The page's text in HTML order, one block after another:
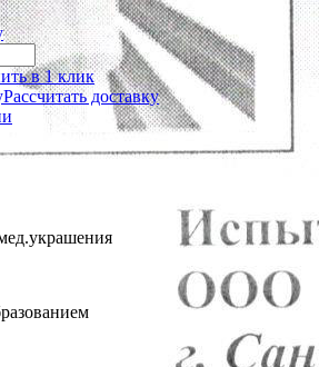
в 1 клик
Рассчитать доставку